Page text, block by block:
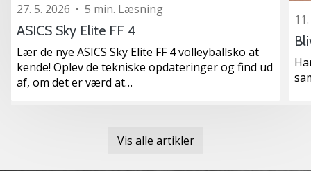
27. 5. 2026 • 5 min. Læsning
ASICS Sky Elite FF 4
Lær de nye ASICS Sky Elite FF 4 volleyballsko at
kende! Oplev de tekniske opdateringer og find ud
af, om det er værd at…
Vis alle artikler